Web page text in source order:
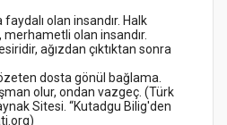
olan insandır. Halk
olan insandır.
ağızdan çıktıktan sonra
dosta gönül bağlama.
olur, ondan vazgeç. (Türk
Sitesi. “Kutadgu Bilig'den